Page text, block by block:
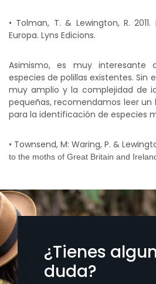
• Tolman, T. & Lewington, R.
Europa. Lyns Edicions.
Asimismo, es muy interesante
especies de polillas existentes. Sin
muy amplio y la complejidad de
pequeñas, recomendamos leer
para la identificación de especies
• Townsend, M: Waring, P. &
to the moths of Great Britain and
¿Tienes
duda?